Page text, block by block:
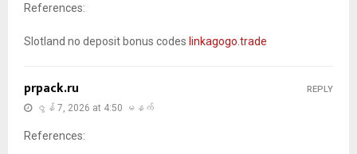
References:
Slotland no deposit bonus codes linkagogo.trade
prpack.ru
ဇွန် 7, 2026 at 4:50 မနက်
References:
REPLY